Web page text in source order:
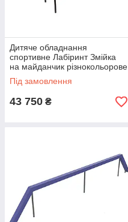
Дитяче обладнання
спортивне Лабіринт Змійка
на майданчик різнокольорове
Під замовлення
43 750 ₴